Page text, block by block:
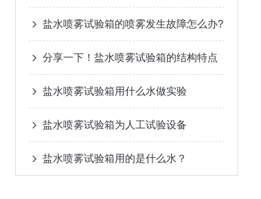
盐水喷雾试验箱的喷雾发生故障怎么办?
分享一下！盐水喷雾试验箱的结构特点
盐水喷雾试验箱用什么水做实验
盐水喷雾试验箱为人工试验设备
盐水喷雾试验箱用的是什么水？